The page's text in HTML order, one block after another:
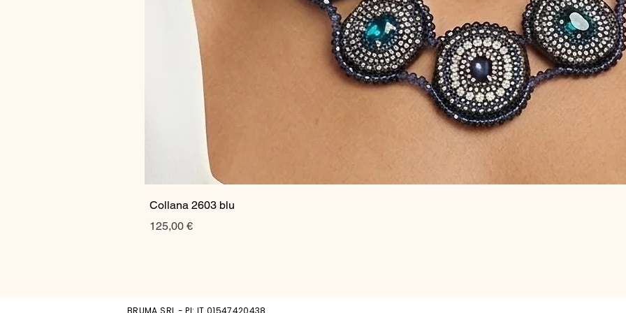
Collana 2603 blu
Prezzo
125,00 €
BRUMA SRL - PI: IT 01547420438